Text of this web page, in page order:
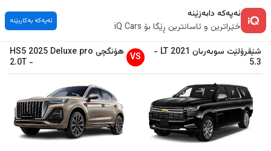
ئەپەکە دابەزێنە
خێراترین و ئاسانترین ڕێگا بۆ iQ Cars
ئەپەکە بەکاربێنە
شێڤرۆلێت سوبەربان 2021
LT
-
5.3
VS هۆنگچی HS5 2025 Deluxe pro
-
2.0T